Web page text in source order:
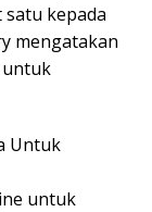
kepada
mengatakan
untuk
Untuk
untuk